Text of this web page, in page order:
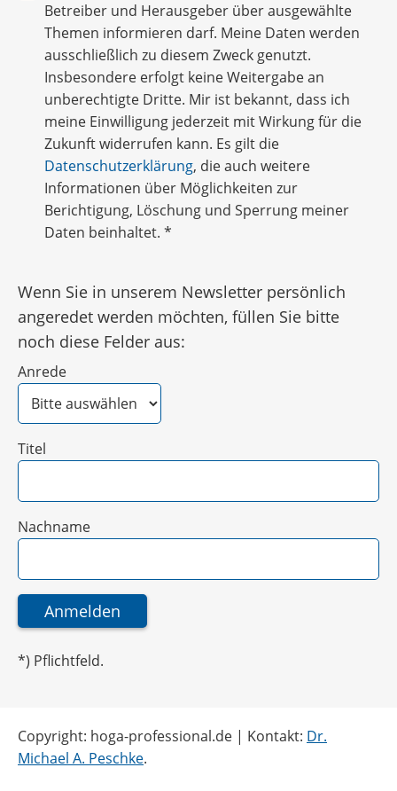
Betreiber und Herausgeber über ausgewählte
Themen informieren darf. Meine Daten werden
ausschließlich zu diesem Zweck genutzt.
Insbesondere erfolgt keine Weitergabe an
unberechtigte Dritte. Mir ist bekannt, dass ich
meine Einwilligung jederzeit mit Wirkung für die
Zukunft widerrufen kann. Es gilt die
Datenschutzerklärung, die auch weitere
Informationen über Möglichkeiten zur
Berichtigung, Löschung und Sperrung meiner
Daten beinhaltet. *
Wenn Sie in unserem Newsletter persönlich
angeredet werden möchten, füllen Sie bitte
noch diese Felder aus:
Anrede
Titel
Nachname
*) Pflichtfeld.
Copyright: hoga-professional.de | Kontakt: Dr.
Michael A. Peschke.